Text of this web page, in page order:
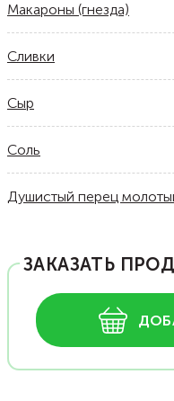
Макароны (гнезда)
Сливки
Сыр
Соль
Душистый перец
ЗАКАЗАТЬ